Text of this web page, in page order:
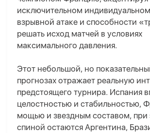
исключительном индивидуальном
взрывной атаке и способности
решать исход матчей в условиях
максимального давления.
Этот небольшой, но
прогнозах отражает реальную
предстоящего турнира. Испания
целостностью и стабильностью,
мощью и звездным составом, при
спиной остаются Аргентина,